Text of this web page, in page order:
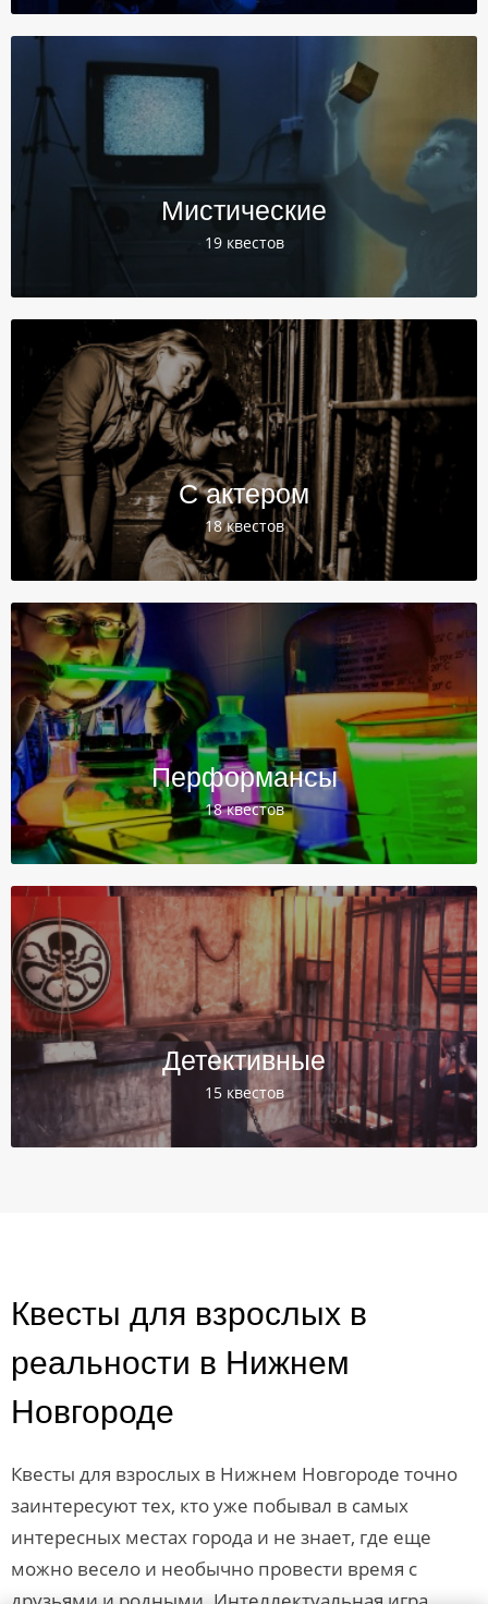
Мистические
19 квестов
С актером
18 квестов
Перформансы
18 квестов
Детективные
15 квестов
Квесты для взрослых в
реальности в Нижнем
Новгороде
Квесты для взрослых в Нижнем Новгороде точно
заинтересуют тех, кто уже побывал в самых
интересных местах города и не знает, где еще
можно весело и необычно провести время с